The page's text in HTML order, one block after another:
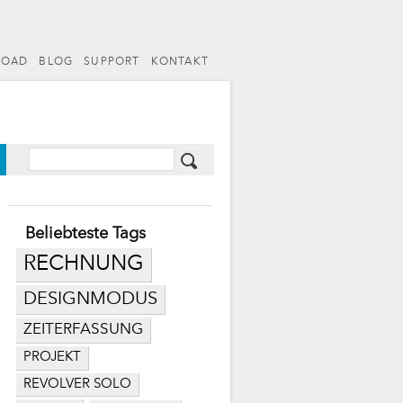
BLOG SUPPORT KONTAKT
Beliebteste Tags
RECHNUNG
DESIGNMODUS
ZEITERFASSUNG
PROJEKT
REVOLVER SOLO